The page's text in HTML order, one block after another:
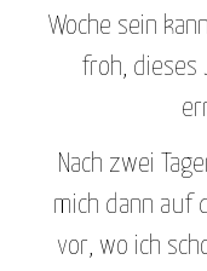
Woche sein
froh, dieses
Nach zwei
mich dann auf
vor, wo ich